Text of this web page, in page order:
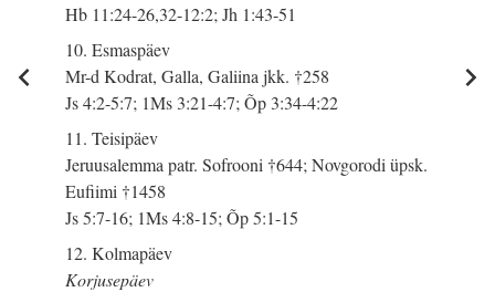
Hb 11:24-26,32-12:2; Jh 1:43-51
10. Esmaspäev
Mr-d Kodrat, Galla, Galiina jkk. †258
Js 4:2-5:7; 1Ms 3:21-4:7; Õp 3:34-4:22
11. Teisipäev
Jeruusalemma patr. Sofrooni †644; Novgorodi üpsk.
Eufiimi †1458
Js 5:7-16; 1Ms 4:8-15; Õp 5:1-15
12. Kolmapäev
Korjusepäev